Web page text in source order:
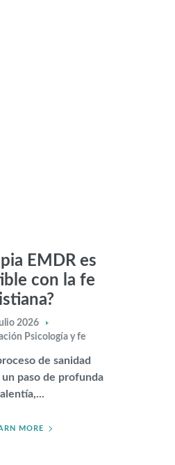
EMDR es
con la fe
2026
Psicología y fe
de sanidad
paso de profunda
MORE